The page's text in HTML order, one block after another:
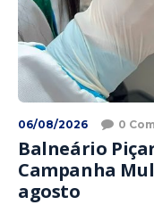
06/08/2026 0
Balneário
Campanha
agosto